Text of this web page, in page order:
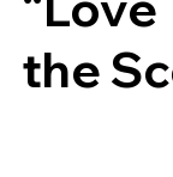
the